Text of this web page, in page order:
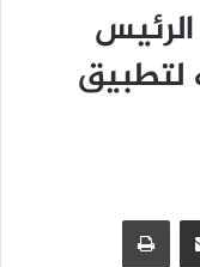
مشاركة عبر البريد طباعة